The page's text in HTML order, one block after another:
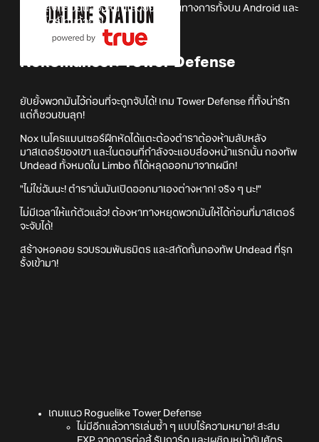
เปิดให้ลงทะเบียนล่วงหน้าแล้วอย่างเป็นทางการทั้งบน Android และ
iOS สโตร์ไทยด้วยกัน
Nekomancer: Tower Defense
ยับยั้งพวกมันไว้ก่อนที่จะถูกจับได้! เกม Tower Defense ที่ทั้งน่ารัก
แต่ก็ชวนขนลุก!
Nox เนโครแมนเซอร์ฝึกหัดได้แตะต้องตำราต้องห้ามลับหลัง
มาสเตอร์ของเขา และในตอนที่กำลังจะแอบส่องหน้าแรกนั้น กองทัพ
Undead ทั้งหมดใน Limbo ก็ได้หลุดออกมาจากผนึก!
"ไม่ใช่ฉันนะ! ตำรานั่นมันเปิดออกมาเองต่างหาก! จริง ๆ นะ!"
ไม่มีเวลาให้แก้ตัวแล้ว! ต้องหาทางหยุดพวกมันให้ได้ก่อนที่มาสเตอร์
จะจับได้!
สร้างหอคอย รวบรวมพันธมิตร และสกัดกั้นกองทัพ Undead ที่รุก
รั้งเข้ามา!
เกมแนว Roguelike Tower Defense
ไม่มีอีกแล้วการเล่นซ้ำ ๆ แบบไร้ความหมาย! สะสม